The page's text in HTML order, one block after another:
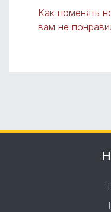
Как поменять
вам не